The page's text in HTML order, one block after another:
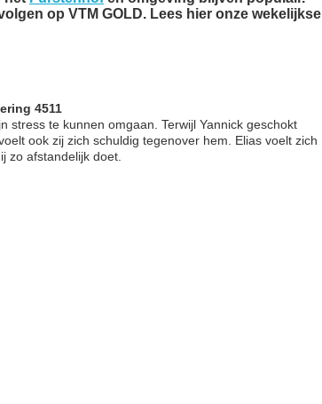
op VTM GOLD. Lees hier onze wekelijkse
4511
stress te kunnen omgaan. Terwijl Yannick geschokt
ook zij zich schuldig tegenover hem. Elias voelt zich
zo afstandelijk doet.